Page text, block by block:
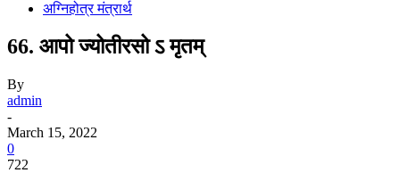
अग्निहोत्र मंत्रार्थ
66. आपो ज्योतीरसो ऽ मृतम्
By
admin
-
March 15, 2022
0
722